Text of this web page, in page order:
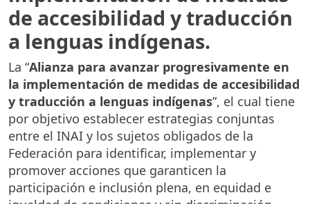
de accesibilidad y traducción
a lenguas indígenas.
La “Alianza para avanzar progresivamente en
la implementación de medidas de accesibilidad
y traducción a lenguas indígenas”, el cual tiene
por objetivo establecer estrategias conjuntas
entre el INAI y los sujetos obligados de la
Federación para identificar, implementar y
promover acciones que garanticen la
participación e inclusión plena, en equidad e